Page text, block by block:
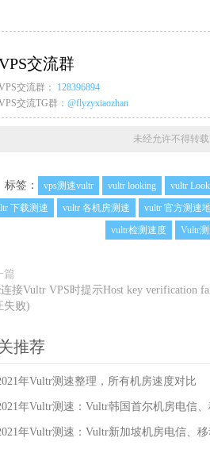
交流群
交流群： 128396894
交流TG群： @flyzyxiaozhan
未经允许不得转载
标签： vps测速vultr vultr looking vultr
下载测速
vultr 各机房测速 vultr 官方测速
vultr检测速度
Vultr
篇
接Vultr VPS时提示Host key verification
失败)
推荐
年Vultr测速整理，所有机房速度对比
年Vultr测速：Vultr韩国首尔机房电信
年Vultr测速：Vultr新加坡机房电信、